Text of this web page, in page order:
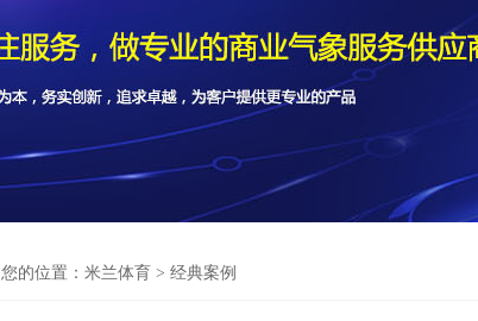
您的位置： 米兰体育 > 经典案例